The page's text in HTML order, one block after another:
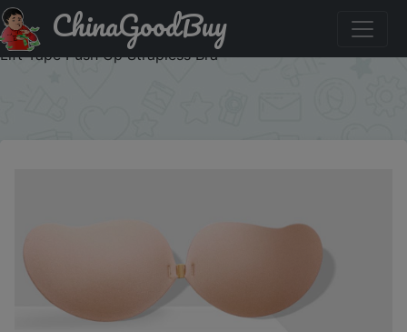
Придбати по акціи Reusable Silicone Bust Nipple Cover
Pasties Stickers For Women Breast Self Adhesive Invisible
Lift Tape Push Up Strapless Bra
ChinaGoodBuy